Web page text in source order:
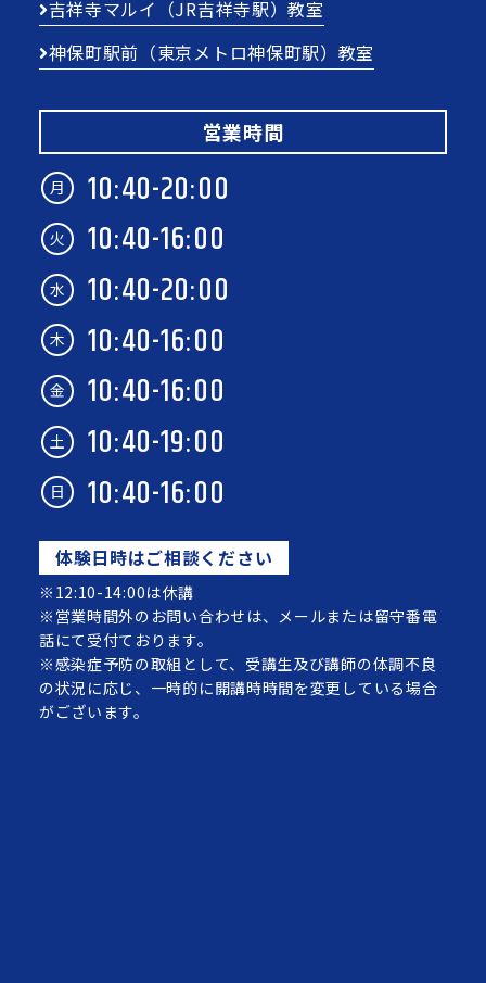
吉祥寺マルイ（JR吉祥寺駅）教室
神保町駅前（東京メトロ神保町駅）教室
営業時間
月 10:40-20:00
火 10:40-16:00
水 10:40-20:00
木 10:40-16:00
金 10:40-16:00
土 10:40-19:00
日 10:40-16:00
体験日時はご相談ください
※12:10-14:00は休講
※営業時間外のお問い合わせは、メールまたは留守番電
話にて受付ております。
※感染症予防の取組として、受講生及び講師の体調不良
の状況に応じ、一時的に開講時時間を変更している場合
がございます。